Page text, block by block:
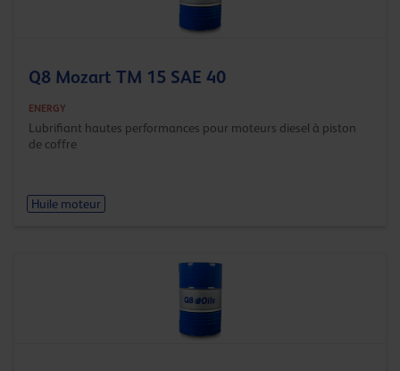
Q8 Mozart TM 15 SAE 40
ENERGY
Lubrifiant hautes performances pour moteurs diesel à piston
de coffre
Huile moteur